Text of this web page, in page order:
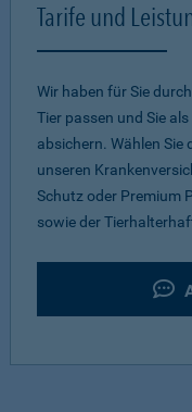
Tarife und
Wir haben für Sie
Tier passen und Sie
absichern. Wählen Sie
unseren
Schutz oder Premium
sowie der